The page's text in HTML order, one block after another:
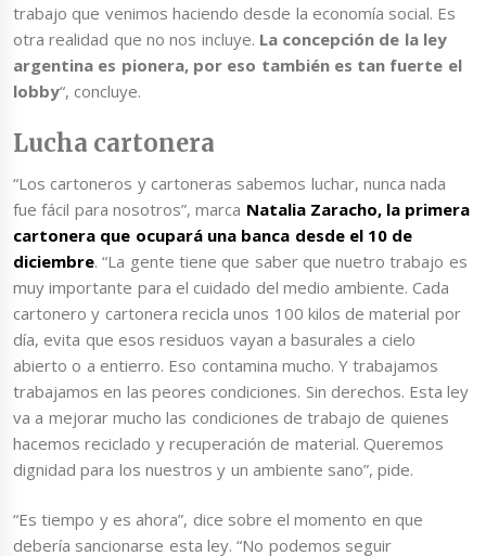
trabajo que venimos haciendo desde la economía social. Es
otra realidad que no nos incluye. La concepción de la ley
argentina es pionera, por eso también es tan fuerte el
lobby“, concluye.
Lucha cartonera
“Los cartoneros y cartoneras sabemos luchar, nunca nada
fue fácil para nosotros”, marca Natalia Zaracho, la primera
cartonera que ocupará una banca desde el 10 de
diciembre. “La gente tiene que saber que nuetro trabajo es
muy importante para el cuidado del medio ambiente. Cada
cartonero y cartonera recicla unos 100 kilos de material por
día, evita que esos residuos vayan a basurales a cielo
abierto o a entierro. Eso contamina mucho. Y trabajamos
trabajamos en las peores condiciones. Sin derechos. Esta ley
va a mejorar mucho las condiciones de trabajo de quienes
hacemos reciclado y recuperación de material. Queremos
dignidad para los nuestros y un ambiente sano”, pide.
“Es tiempo y es ahora”, dice sobre el momento en que
debería sancionarse esta ley. “No podemos seguir